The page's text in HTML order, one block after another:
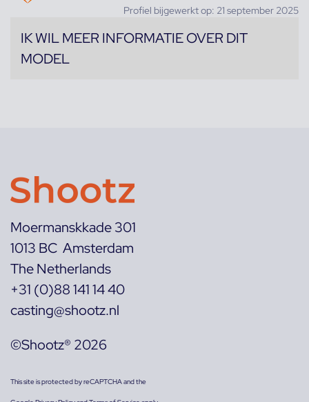
Profiel bijgewerkt op: 21 september 2025
IK WIL MEER INFORMATIE OVER DIT
MODEL
Moermanskkade 301
1013 BC Amsterdam
The Netherlands
+31 (0)88 141 14 40
casting@shootz.nl
©Shootz® 2026
This site is protected by reCAPTCHA and the